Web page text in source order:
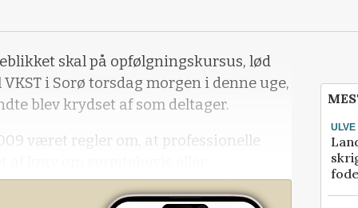
skal på opfølgningskursus, lød
i Sorø torsdag morgen i denne uge,
blev krydset af som deltager.
været regler om, at professionelle
hvert fjerde år.
ULVE